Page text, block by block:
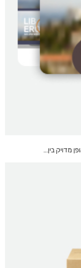
מדויק בין…